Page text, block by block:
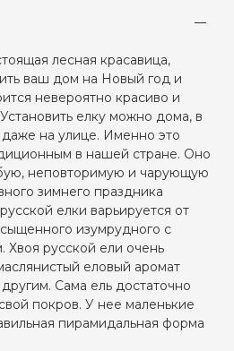
лесная красавица,
ваш дом на Новый год и
невероятно красиво и
елку можно дома, в
на улице. Именно это
в нашей стране. Оно
неповторимую и чарующую
зимнего праздника
елки варьируется от
изумрудного с
Хвоя русской ели очень
еловый аромат
Сама ель достаточно
покров. У нее маленькие
пирамидальная форма